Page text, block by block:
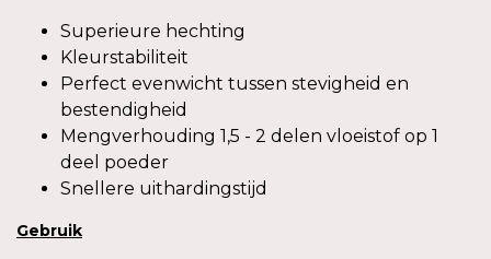
Superieure hechting
Kleurstabiliteit
Perfect evenwicht tussen stevigheid en
bestendigheid
Mengverhouding 1,5 - 2 delen vloeistof op 1
deel poeder
Snellere uithardingstijd
Gebruik